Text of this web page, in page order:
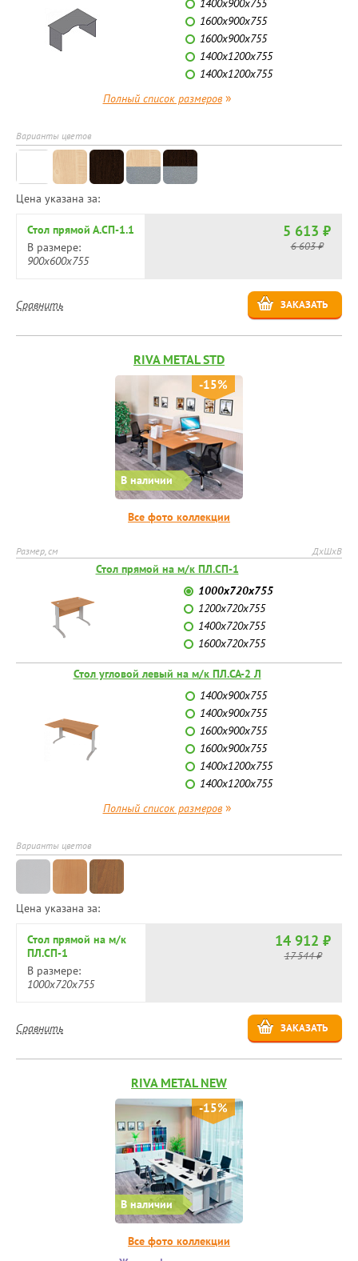
1600х900х755
1600х900х755
1400х1200х755
1400х1200х755
Полный список размеров»
Варианты цветов
Цена указана за:
Стол прямой А.СП-1.1
В размере:
900х600х755
5 613 ₽
6 603 ₽
ЗАКАЗАТЬ
Сравнить
RIVA METAL STD
В наличии
-15%
Все фото коллекции
Размер, см ДхШхВ
Стол прямой на м/к ПЛ.СП-1
1000х720х755
1200х720х755
1400х720х755
1600х720х755
Стол угловой левый на м/к ПЛ.СА-2 Л
1400х900х755
1400х900х755
1600х900х755
1600х900х755
1400х1200х755
1400х1200х755
Полный список размеров»
Варианты цветов
Цена указана за:
Стол прямой на м/к
ПЛ.СП-1
В размере:
1000х720х755
14 912 ₽
17 544 ₽
ЗАКАЗАТЬ
Сравнить
RIVA METAL NEW
В наличии
-15%
Все фото коллекции